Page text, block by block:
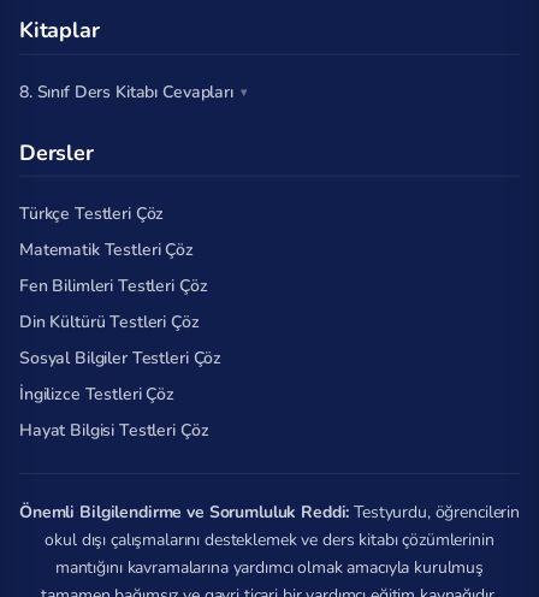
Kitaplar
8. Sınıf Ders Kitabı Cevapları
Dersler
Türkçe Testleri Çöz
Matematik Testleri Çöz
Fen Bilimleri Testleri Çöz
Din Kültürü Testleri Çöz
Sosyal Bilgiler Testleri Çöz
İngilizce Testleri Çöz
Hayat Bilgisi Testleri Çöz
Önemli Bilgilendirme ve Sorumluluk Reddi: Testyurdu, öğrencilerin
okul dışı çalışmalarını desteklemek ve ders kitabı çözümlerinin
mantığını kavramalarına yardımcı olmak amacıyla kurulmuş